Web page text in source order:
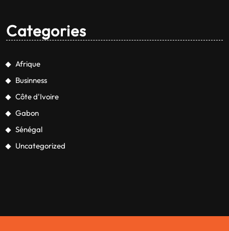
Categories
Afrique
Businness
Côte d'Ivoire
Gabon
Sénégal
Uncategorized